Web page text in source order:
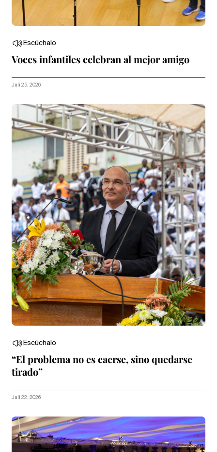
Escúchalo
Voces infantiles celebran al mejor amigo
Juli 25, 2026
Escúchalo
“El problema no es caerse, sino quedarse
tirado”
Juli 22, 2026